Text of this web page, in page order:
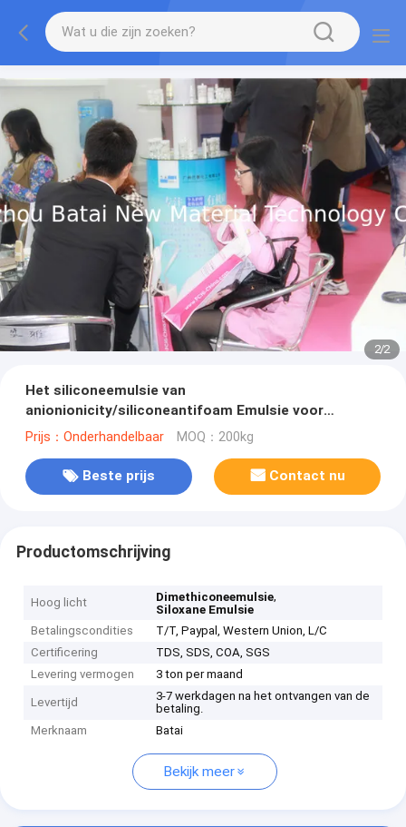
2/2
Het siliconeemulsie van
anionionicity/siliconeantifoam Emulsie voor
Shampoo
Prijs：Onderhandelbaar MOQ：200kg
Beste prijs Contact nu
Productomschrijving
Hoog licht Dimethiconeemulsie,
Siloxane Emulsie
Betalingscondities
T/T, Paypal, Western Union, L/C
Certificering
TDS, SDS, COA, SGS
Levering vermogen
3 ton per maand
Levertijd
3-7 werkdagen na het ontvangen van de
betaling.
Merknaam
Batai
Bekijk meer